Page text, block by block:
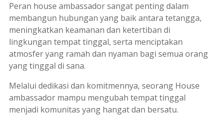
Peran house ambassadorsangat penting dalam
membangun hubungan yang baik antara tetangga,
meningkatkan keamanan dan ketertiban di
lingkungan tempat tinggal, serta menciptakan
atmosfer yang ramah dan nyaman bagi semua orang
yang tinggal di sana.
Melalui dedikasi dan komitmennya, seorang House
ambassadormampu mengubah tempat tinggal
menjadi komunitas yang hangat dan bersatu.